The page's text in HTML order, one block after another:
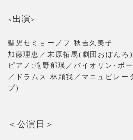
<出演>
聖児セミョーノフ 秋吉久美子
加藤理恵／末原拓馬(劇団おぼんろ
ピアノ:滝野郁瑛／バイオリン･ボ
／ドラムス:林頼我／マニュピレー
プ)
＜公演日＞